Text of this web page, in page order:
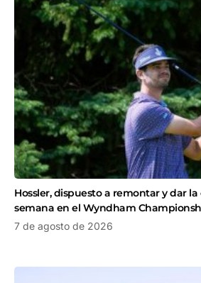
Hossler, dispuesto a remontar y dar
semana en el Wyndham
7 de agosto de 2026